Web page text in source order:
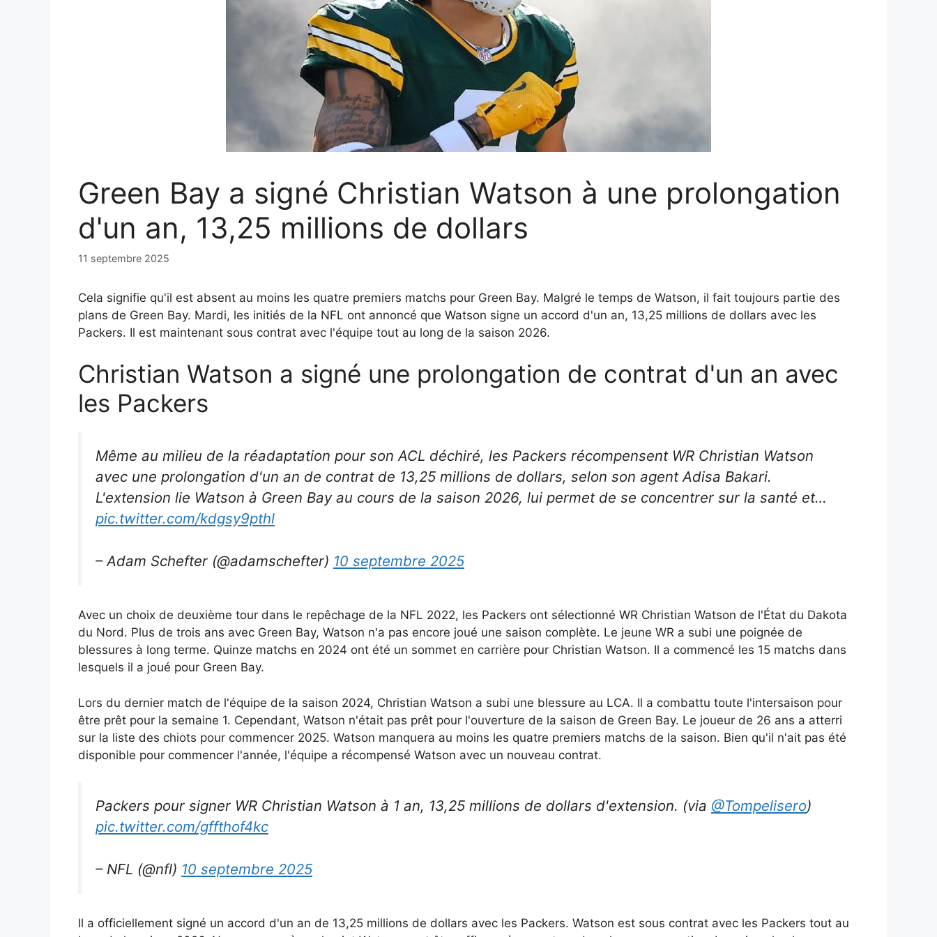
Green Bay a signé Christian Watson à une prolongation
d'un an, 13,25 millions de dollars
11 septembre 2025
Cela signifie qu'il est absent au moins les quatre premiers matchs pour Green Bay. Malgré le temps de Watson, il fait toujours partie des
plans de Green Bay. Mardi, les initiés de la NFL ont annoncé que Watson signe un accord d'un an, 13,25 millions de dollars avec les
Packers. Il est maintenant sous contrat avec l'équipe tout au long de la saison 2026.
Christian Watson a signé une prolongation de contrat d'un an avec
les Packers
Même au milieu de la réadaptation pour son ACL déchiré, les Packers récompensent WR Christian Watson
avec une prolongation d'un an de contrat de 13,25 millions de dollars, selon son agent Adisa Bakari.
L'extension lie Watson à Green Bay au cours de la saison 2026, lui permet de se concentrer sur la santé et…
pic.twitter.com/kdgsy9pthl
– Adam Schefter (@adamschefter) 10 septembre 2025
Avec un choix de deuxième tour dans le repêchage de la NFL 2022, les Packers ont sélectionné WR Christian Watson de l'État du Dakota
du Nord. Plus de trois ans avec Green Bay, Watson n'a pas encore joué une saison complète. Le jeune WR a subi une poignée de
blessures à long terme. Quinze matchs en 2024 ont été un sommet en carrière pour Christian Watson. Il a commencé les 15 matchs dans
lesquels il a joué pour Green Bay.
Lors du dernier match de l'équipe de la saison 2024, Christian Watson a subi une blessure au LCA. Il a combattu toute l'intersaison pour
être prêt pour la semaine 1. Cependant, Watson n'était pas prêt pour l'ouverture de la saison de Green Bay. Le joueur de 26 ans a atterri
sur la liste des chiots pour commencer 2025. Watson manquera au moins les quatre premiers matchs de la saison. Bien qu'il n'ait pas été
disponible pour commencer l'année, l'équipe a récompensé Watson avec un nouveau contrat.
Packers pour signer WR Christian Watson à 1 an, 13,25 millions de dollars d'extension. (via @Tompelisero)
pic.twitter.com/gffthof4kc
– NFL (@nfl) 10 septembre 2025
Il a officiellement signé un accord d'un an de 13,25 millions de dollars avec les Packers. Watson est sous contrat avec les Packers tout au